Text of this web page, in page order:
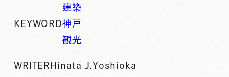
KEYWORD
建築
神戸
観光
WRITER Hinata J.Yoshioka